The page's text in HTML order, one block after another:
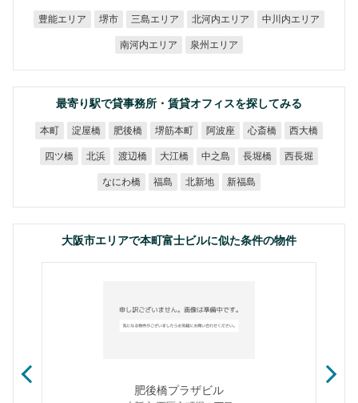
豊能エリア 堺市 三島エリア 北河内エリア 中川内エリア
南河内エリア 泉州エリア
最寄り駅で貸事務所・賃貸オフィスを探してみる
本町 淀屋橋 肥後橋 堺筋本町 阿波座 心斎橋 西大橋
四ツ橋 北浜 渡辺橋 大江橋 中之島 長堀橋 西長堀
なにわ橋 福島 北新地 新福島
大阪市エリアで本町富士ビルに似た条件の物件
肥後橋プラザビル